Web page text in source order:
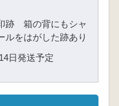
跡 箱の背にもシャ
ルをはがした跡あり
日発送予定